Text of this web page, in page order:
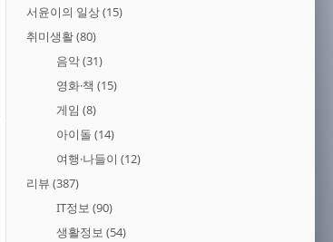
서윤이의 일상(15)
취미생활(80)
음악(31)
영화·책 (15)
게임 (8)
아이돌 (14)
여행·나들이 (12)
리뷰 (387)
IT정보 (90)
생활정보 (54)